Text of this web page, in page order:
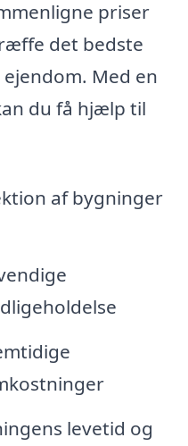
priser
det bedste
Med en
du få hjælp til
af bygninger
levetid og